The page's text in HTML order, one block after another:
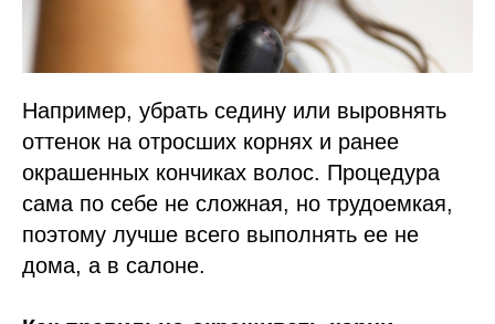
Например, убрать седину или выровнять
оттенок на отросших корнях и ранее
окрашенных кончиках волос. Процедура
сама по себе не сложная, но трудоемкая,
поэтому лучше всего выполнять ее не
дома, а в салоне.